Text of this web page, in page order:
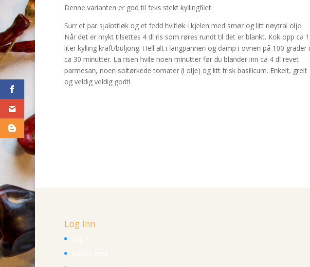
Denne varianten er god til feks stekt kyllingfilet.
Surr et par sjalottløk og et fedd hvitløk i kjelen med smør og litt nøytral olje.
Når det er mykt tilsettes 4 dl ris som røres rundt til det er blankt. Kok opp ca 1
liter kylling kraft/buljong. Hell alt i langpannen og damp i ovnen på 100 grader i
ca 30 minutter. La risen hvile noen minutter før du blander inn ca 4 dl revet
parmesan, noen soltørkede tomater (i olje) og litt frisk basilicum. Enkelt, greit
og veldig veldig godt!
Log Inn